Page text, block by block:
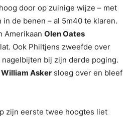
door op zuinige wijze – met
de benen – al 5m40 te klaren.
Amerikaan Olen Oates
Ook Philtjens zweefde over
bij zijn derde poging.
William Asker sloeg over en bleef
zijn eerste twee hoogtes liet